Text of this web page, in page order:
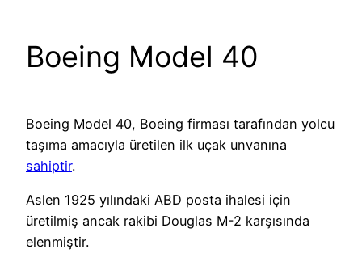
Boeing Model 40
Boeing Model 40, Boeing firması tarafından yolcu
taşıma amacıyla üretilen ilk uçak unvanına
sahiptir.
Aslen 1925 yılındaki ABD posta ihalesi için
üretilmiş ancak rakibi Douglas M-2 karşısında
elenmiştir.